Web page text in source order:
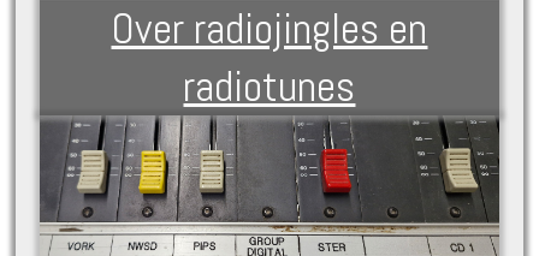
Over radiojingles en
radiotunes